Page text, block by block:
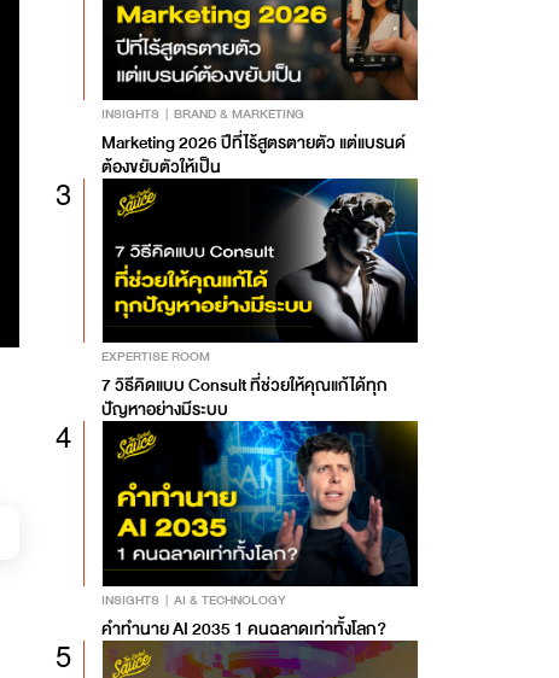
INSIGHTS BRAND & MARKETING
Marketing 2026 ปีที่ไร้สูตรตายตัว แต่แบรนด์
ต้องขยับตัวให้เป็น
3
EXPERTISE ROOM
7 วิธีคิดแบบ Consult ที่ช่วยให้คุณแก้ได้ทุก
ปัญหาอย่างมีระบบ
4
INSIGHTS AI & TECHNOLOGY
คำทำนาย AI 2035 1 คนฉลาดเท่าทั้งโลก?
5